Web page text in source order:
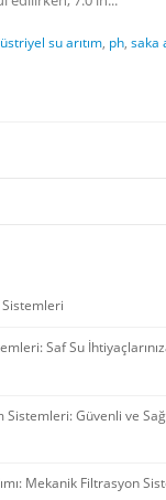
su arıtım, ph, saka
Sistemleri
Saf Su
Sistemleri: Güvenli ve
Mekanik Filtrasyon